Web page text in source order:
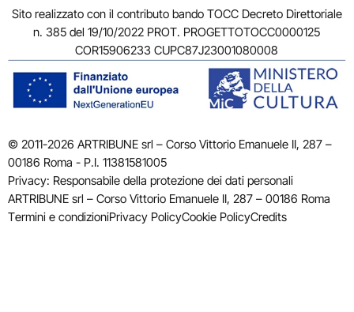
Sito realizzato con il contributo bando TOCC Decreto Direttoriale
n. 385 del 19/10/2022 PROT. PROGETTOTOCC0000125
COR15906233 CUPC87J23001080008
© 2011-2026 ARTRIBUNE srl – Corso Vittorio Emanuele II, 287 –
00186 Roma - P.I. 11381581005
Privacy: Responsabile della protezione dei dati personali
ARTRIBUNE srl – Corso Vittorio Emanuele II, 287 – 00186 Roma
Termini e condizioniPrivacy PolicyCookie PolicyCredits